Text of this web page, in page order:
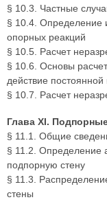
§ 10.3. Частные
§ 10.4. Определение
опорных реакций
§ 10.5. Расчет
§ 10.6. Основы
действие
§ 10.7. Расчет
Глава XI.
§ 11.1. Общие
§ 11.2. Определение
подпорную стену
§ 11.3.
стены